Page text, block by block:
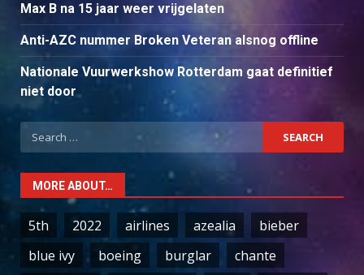
Max B na 15 jaar weer vrijgelaten
Anti-AZC nummer Broken Veteran alsnog offline
Nationale Vuurwerkshow Rotterdam gaat definitief
niet door
Search
for:
MORE ABOUT…
5th 2022 airlines azealia
bieber
blue ivy
boeing burglar
chante